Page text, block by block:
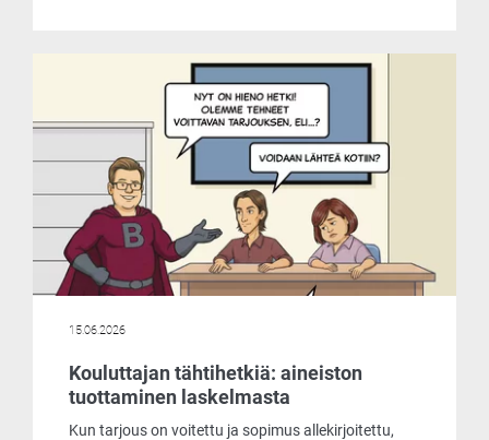
ilmaisohjelma pitää sisällään.
15.06.2026
Kouluttajan tähtihetkiä: aineiston
tuottaminen laskelmasta
Kun tarjous on voitettu ja sopimus allekirjoitettu,